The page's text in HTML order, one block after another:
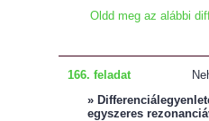
Oldd meg az alábbi
166. feladat
»
egyszeres